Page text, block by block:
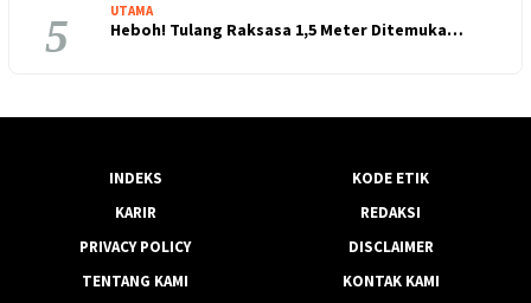
5 UTAMA
Heboh! Tulang Raksasa 1,5 Meter Ditemuka…
INDEKS
KODE ETIK
KARIR
REDAKSI
PRIVACY POLICY
DISCLAIMER
TENTANG KAMI
KONTAK KAMI